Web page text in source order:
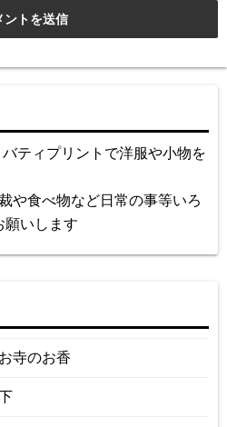
ティプリントで洋服や小物を
や食べ物など日常の事等いろ
願いします
寺のお香